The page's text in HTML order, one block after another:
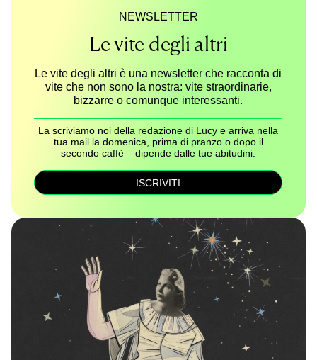
NEWSLETTER
Le vite degli altri
Le vite degli altri è una newsletter che racconta di
vite che non sono la nostra: vite straordinarie,
bizzarre o comunque interessanti.
La scriviamo noi della redazione di Lucy e arriva nella
tua mail la domenica, prima di pranzo o dopo il
secondo caffè – dipende dalle tue abitudini.
ISCRIVITI